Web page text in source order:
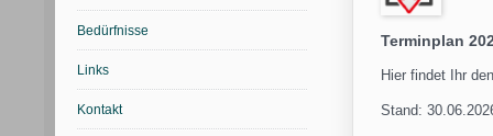
Terminplan
Hier findet Ihr
Stand:
Bedürfnisse
Links
Kontakt